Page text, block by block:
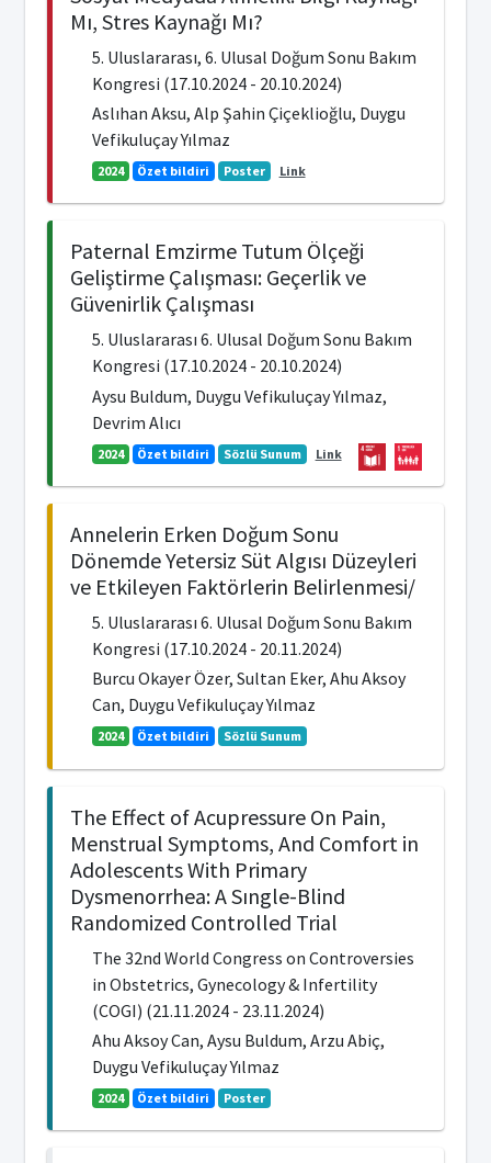
Mı, Stres Kaynağı Mı?
5. Uluslararası, 6. Ulusal Doğum Sonu Bakım
Kongresi (17.10.2024 - 20.10.2024)
Aslıhan Aksu, Alp Şahin Çiçeklioğlu, Duygu
Vefikuluçay Yılmaz
2024 Özet bildiri Poster Link
Paternal Emzirme Tutum Ölçeği
Geliştirme Çalışması: Geçerlik ve
Güvenirlik Çalışması
5. Uluslararası 6. Ulusal Doğum Sonu Bakım
Kongresi (17.10.2024 - 20.10.2024)
Aysu Buldum, Duygu Vefikuluçay Yılmaz,
Devrim Alıcı
2024 Özet bildiri Sözlü Sunum Link
Annelerin Erken Doğum Sonu
Dönemde Yetersiz Süt Algısı Düzeyleri
ve Etkileyen Faktörlerin Belirlenmesi/
5. Uluslararası 6. Ulusal Doğum Sonu Bakım
Kongresi (17.10.2024 - 20.11.2024)
Burcu Okayer Özer, Sultan Eker, Ahu Aksoy
Can, Duygu Vefikuluçay Yılmaz
2024 Özet bildiri Sözlü Sunum
The Effect of Acupressure On Pain,
Menstrual Symptoms, And Comfort in
Adolescents With Primary
Dysmenorrhea: A Sıngle-Blind
Randomized Controlled Trial
The 32nd World Congress on Controversies
in Obstetrics, Gynecology & Infertility
(COGI) (21.11.2024 - 23.11.2024)
Ahu Aksoy Can, Aysu Buldum, Arzu Abiç,
Duygu Vefikuluçay Yılmaz
2024 Özet bildiri Poster